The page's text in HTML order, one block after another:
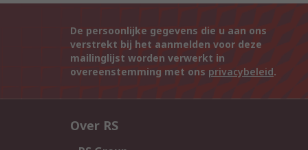
De persoonlijke gegevens die u aan ons
verstrekt bij het aanmelden voor deze
mailinglijst worden verwerkt in
overeenstemming met ons privacybeleid.
Over RS